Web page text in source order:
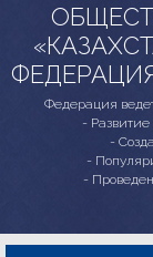
Федерация
-
-
-
-